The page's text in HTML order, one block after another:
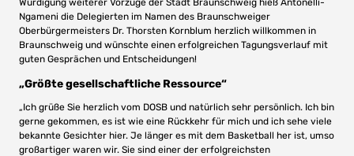
Würdigung weiterer Vorzüge der Stadt Braunschweig hieß Antonelli-
Ngameni die Delegierten im Namen des Braunschweiger
Oberbürgermeisters Dr. Thorsten Kornblum herzlich willkommen in
Braunschweig und wünschte einen erfolgreichen Tagungsverlauf mit
guten Gesprächen und Entscheidungen!
„Größte gesellschaftliche Ressource“
„Ich grüße Sie herzlich vom DOSB und natürlich sehr persönlich. Ich bin
gerne gekommen, es ist wie eine Rückkehr für mich und ich sehe viele
bekannte Gesichter hier. Je länger es mit dem Basketball her ist, umso
großartiger waren wir. Sie sind einer der erfolgreichsten